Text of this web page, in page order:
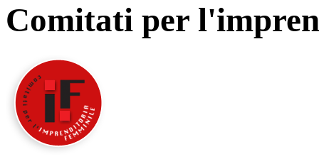
Comitati per